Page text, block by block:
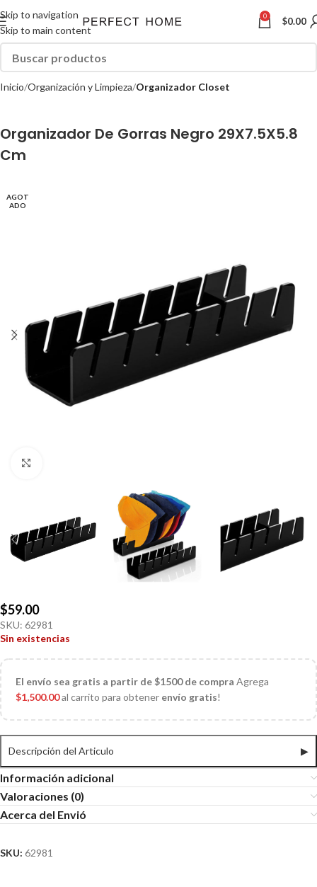
Skip to navigation
Skip to main content
0 $0.00
Inicio Organización y Limpieza Organizador Closet
Organizador De Gorras Negro 29X7.5X5.8
Cm
AGOT
ADO
$59.00
SKU: 62981
Sin existencias
El envío sea gratis a partir de $1500 de compra Agrega
$1,500.00al carrito para obtener envío gratis!
Descripción del Articulo ▶
Información adicional
Valoraciones (0)
Acerca del Envió
SKU: 62981